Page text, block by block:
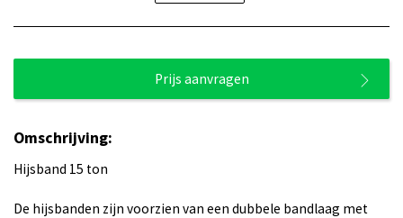
Prijs aanvragen
Omschrijving:
Hijsband 15 ton
De hijsbanden zijn voorzien van een dubbele bandlaag met